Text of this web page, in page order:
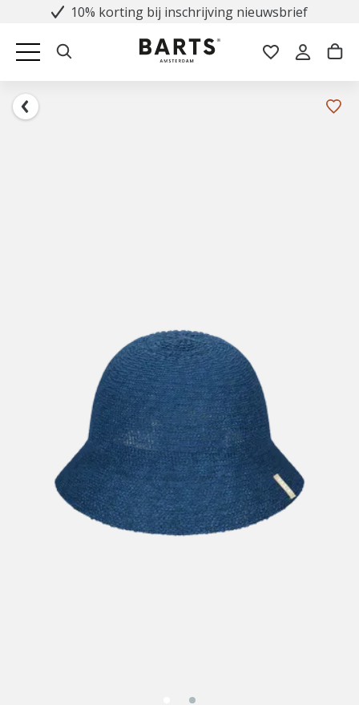
10% korting bij inschrijving nieuwsbrief